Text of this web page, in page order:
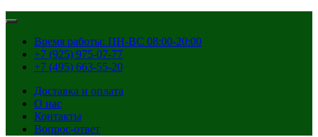
Время работы: ПН-ВС 08:00-20:00
+7 (925) 975-07-77
+7 (495) 663-55-20
Доставка и оплата
О нас
Контакты
Вопрос-ответ